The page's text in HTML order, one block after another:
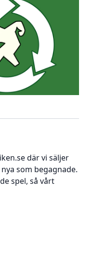
där vi säljer
som begagnade.
spel, så vårt